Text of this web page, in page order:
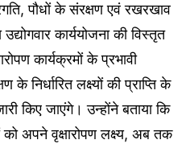
पौधों के संरक्षण एवं रखरखाव
कार्ययोजना की विस्तृत
कार्यक्रमों के प्रभावी
के निर्धारित लक्ष्यों की प्राप्ति के
किए जाएंगे। उन्होंने बताया कि
अपने वृक्षारोपण लक्ष्य, अब तक